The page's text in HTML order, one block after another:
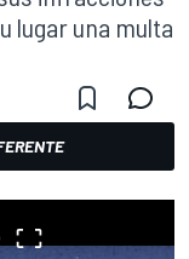
lugar una multa